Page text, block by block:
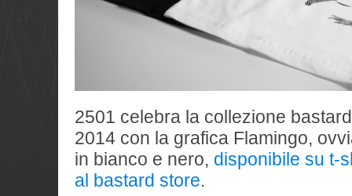
2501 celebra la collezione
2014 con la grafica Flamingo,
in bianco e nero, disponibile su t-
al bastard store.